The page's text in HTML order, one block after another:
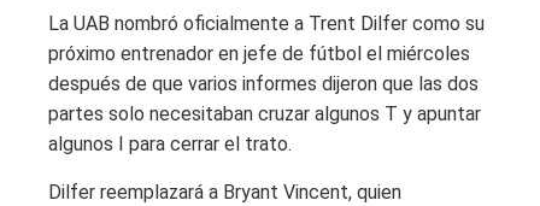
La UAB nombró oficialmente a Trent Dilfer como su
próximo entrenador en jefe de fútbol el miércoles
después de que varios informes dijeron que las dos
partes solo necesitaban cruzar algunos T y apuntar
algunos I para cerrar el trato.
Dilfer reemplazará a Bryant Vincent, quien